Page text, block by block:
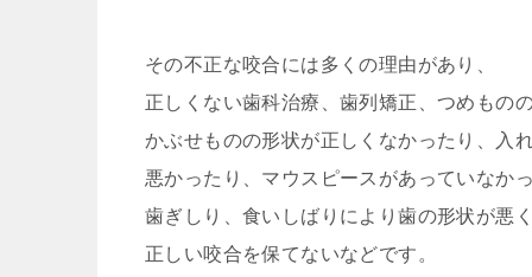
その不正な咬合には多くの理由があり、
正しくない歯科治療、歯列矯正、つめものの
かぶせものの形状が正しくなかったり、入
悪かったり、マウスピースがあっていなかっ
歯ぎしり、食いしばりにより歯の形状が悪く
正しい咬合を保てないなどです。